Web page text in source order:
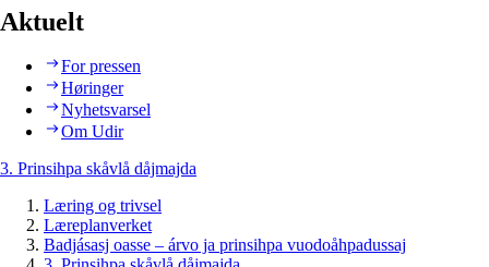
Aktuelt
For pressen
Høringer
Nyhetsvarsel
Om Udir
3. Prinsihpa skåvlå dåjmajda
Læring og trivsel
Læreplanverket
Badjásasj oasse – árvo ja prinsihpa vuodoåhpadussaj